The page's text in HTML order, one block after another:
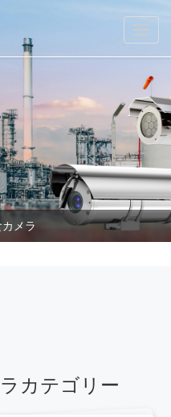
メラ
カテゴリー